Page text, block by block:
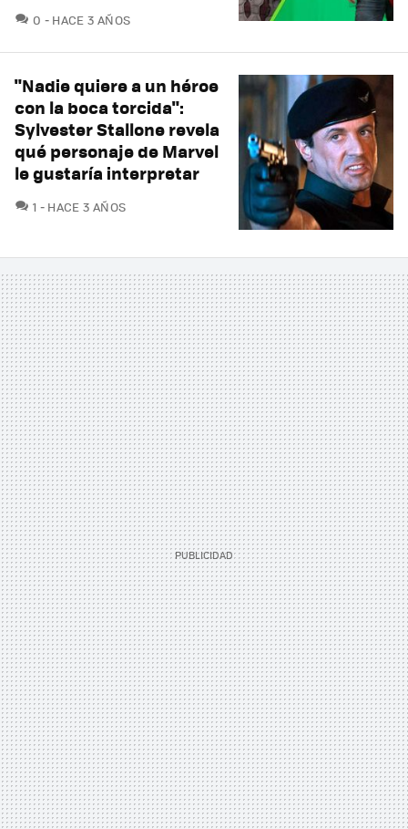
0 COMENTARIOS
HACE 3 AÑOS
"Nadie quiere a un héroe
con la boca torcida":
Sylvester Stallone revela
qué personaje de Marvel
le gustaría interpretar
1 COMENTARIOS
HACE 3 AÑOS